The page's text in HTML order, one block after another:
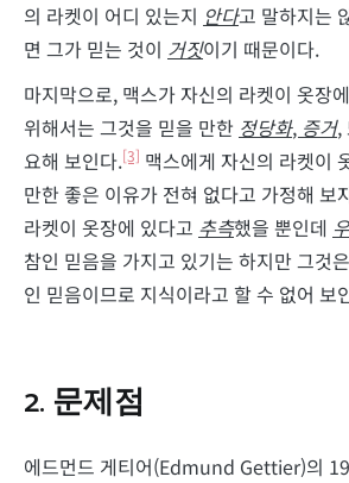
의 라켓이 어디 있는지 안다고 말하지는
면 그가 믿는 것이 거짓이기 때문이다.
마지막으로, 맥스가 자신의 라켓이 옷장
위해서는 그것을 믿을 만한 정당화, 증거,
요해 보인다.[3] 맥스에게 자신의 라켓이
만한 좋은 이유가 전혀 없다고 가정해 보
라켓이 옷장에 있다고 추측했을 뿐인데
참인 믿음을 가지고 있기는 하지만 그것은
인 믿음이므로 지식이라고 할 수 없어 보
2. 문제점
에드먼드 게티어(Edmund Gettier)의